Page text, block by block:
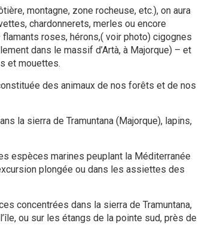
montagne, zone rocheuse, etc.), on aura
chardonnerets, merles ou encore
roses, hérons,( voir photo) cigognes
dans le massif d’Artà, à Majorque) – et
et mouettes.
des animaux de nos forêts et de nos
la sierra de Tramuntana (Majorque), lapins,
espèces marines peuplant la Méditerranée
plongée ou dans les assiettes des
concentrées dans la sierra de Tramuntana,
ou sur les étangs de la pointe sud, près de